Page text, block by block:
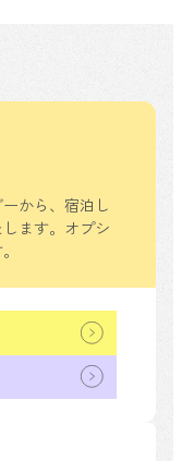
から、 宿泊し
ます。 オプシ